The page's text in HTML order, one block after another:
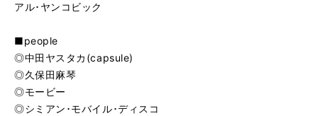
アル･ヤンコビック
■people
◎中田ヤスタカ(capsule)
◎久保田麻琴
◎モービー
◎シミアン･モバイル･ディスコ